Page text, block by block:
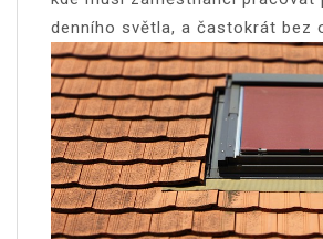
denního světla, a častokrát bez